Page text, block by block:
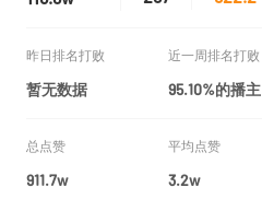
昨日排名打败
暂无数据
近一周排名打败
95.10%的播主
总点赞
911.7w
平均点赞
3.2w